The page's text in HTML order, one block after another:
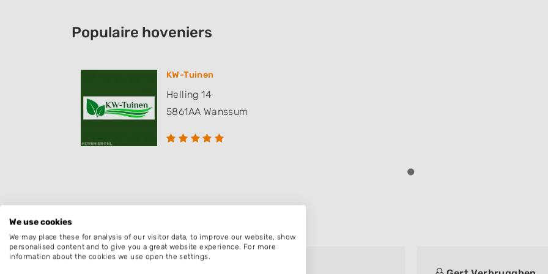
Populaire hoveniers
KW-Tuinen
Helling 14
5861AA Wanssum
Deze mensen gingen u voor
We use cookies
We may place these for analysis of our visitor data, to improve our website, show
personalised content and to give you a great website experience. For more
information about the cookies we use open the settings.